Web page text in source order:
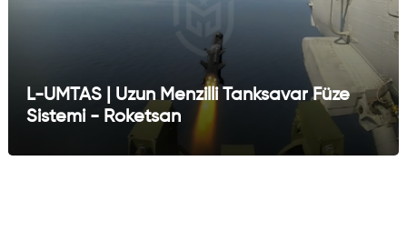
L-UMTAS | Uzun Menzilli Tanksavar Füze
Sistemi - Roketsan